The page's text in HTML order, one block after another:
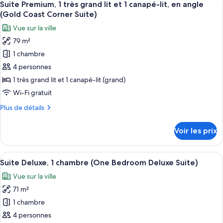
Suite)
de
chambre
Suite,
chambre
(One
Bedroom
Suite)
toutes
les
photos
pour
ce
type
de
chambre :
Premium,
grand
lit
et
1
canapé-
lit,
en
26
Suite Premium, 1 très grand lit et 1 canapé-lit, en angle
(Gold Coast Corner Suite)
Vue sur la ville
79 m²
1 chambre
4 personnes
1 très grand lit et 1 canapé-lit (grand)
Wi-Fi gratuit
Plus de détails
Plus
le
type
de
Suite
Premium,
très
grand
Voir les prix
Afficher
toutes
les
photos
pour
ce
Un balcon donnant sur de hauts
12
Suite Deluxe, 1 chambre (One Bedroom Deluxe Suite)
Vue sur la ville
71 m²
1 chambre
4 personnes